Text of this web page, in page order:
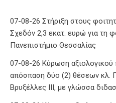
07-08-26 Στήριξη στους
Σχεδόν 2,3 εκατ. ευρώ για τη
Πανεπιστήμιο Θεσσαλίας
07-08-26 Κύρωση αξιολογικού
απόσπαση δύο (2) θέσεων κλ.
Βρυξέλλες ΙΙΙ, με γλώσσα